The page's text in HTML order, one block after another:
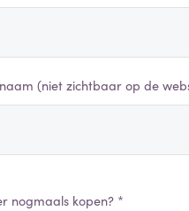
(niet zichtbaar op de
nogmaals kopen? *